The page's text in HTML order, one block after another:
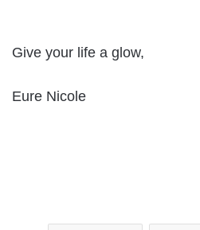
Give your life a glow,
Eure Nicole